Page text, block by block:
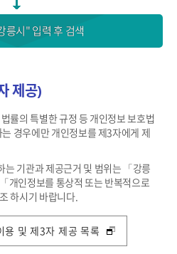
릉시" 입력 후 검색
제공)
률의 특별한 규정 등 개인정보 보호법
경우에만 개인정보를 제3자에게 제
는 기관과 제공근거 및 범위는 「강릉
개인정보를 통상적 또는 반복적으로
하시기 바랍니다.
용 및 제3자 제공 목록